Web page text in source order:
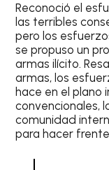
Reconoció el
las terribles
pero los
se propuso un
armas ilícito.
armas, los
hace en el plano
convencionales,
comunidad
para hacer